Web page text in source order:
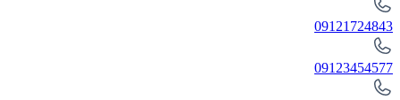
09121724843
09123454577